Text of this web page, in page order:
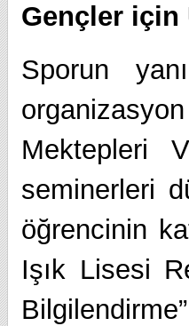
Gençler için
Sporun
Mektepleri
seminerleri
öğrencinin
Işık Lisesi